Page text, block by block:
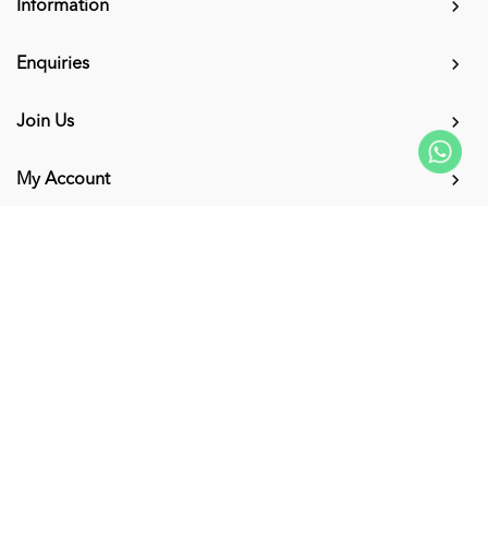
Information
Enquiries
Join Us
My Account